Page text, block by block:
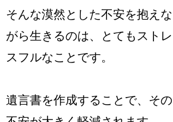
そんな漠然とした不安を抱えな
がら生きるのは、とてもストレ
スフルなことです。
遺言書を作成することで、その